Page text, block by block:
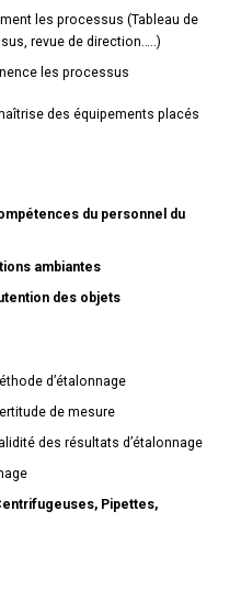
les processus (Tableau de
revue de direction…..)
les processus
des équipements placés
du personnel du
ambiantes
des objets
d’étalonnage
de mesure
des résultats d’étalonnage
Pipettes,